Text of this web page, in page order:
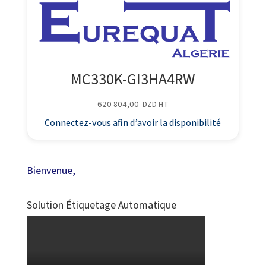
MC330K-GI3HA4RW
620 804,00 DZD HT
Connectez-vous afin d’avoir la disponibilité
Bienvenue,
Solution Étiquetage Automatique